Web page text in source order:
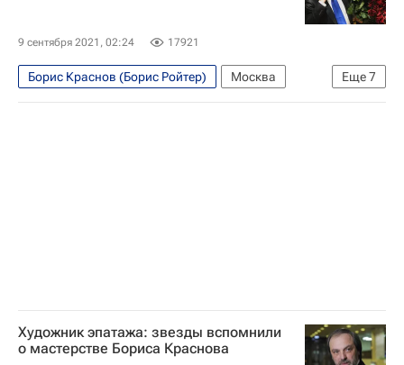
9 сентября 2021, 02:24 17921
Еще7
Борис Краснов (Борис Ройтер)
Москва
Алла Пугачева
Филипп Киркоров
Художник эпатажа: звезды вспомнили
о мастерстве Бориса Краснова